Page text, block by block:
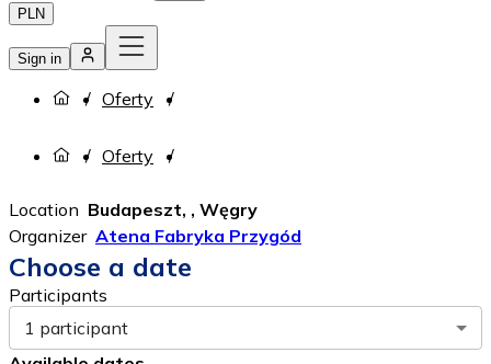
PLN
Sign in
Oferty
Oferty
Location Budapeszt, , Węgry
Organizer Atena Fabryka Przygód
Choose a date
Participants
1 participant